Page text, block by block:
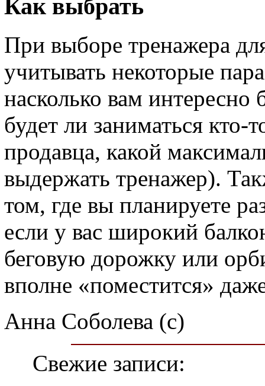
Как выбрать
При выборе тренажера
учитывать некоторые
насколько вам интересно
будет ли заниматься кто-
продавца, какой
выдержать тренажер).
том, где вы планируете
если у вас широкий
беговую дорожку или
вполне «поместится»
Анна Соболева (с)
Свежие записи: